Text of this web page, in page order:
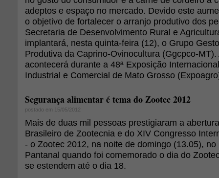
adeptos e espaço no mercado. Devido este
o objetivo de fortalecer o arranjo produtivo dos
Secretaria de Desenvolvimento Rural e
implantará, nesta quinta-feira (12), o Grupo
Produtiva da Caprino-Ovinocultura (Ggcpco-MT).
acontecerá durante a 48ª Exposição
Industrial e Comercial de Mato Grosso
Segurança alimentar é tema do Zootec 2012
postado em 15/05/2012
Mais de duas mil pessoas prestigiaram a
Brasileiro de Zootecnia e do XIV Congresso
- o Zootec 2012, na noite de domingo (13.05),
Pantanal quando foi comemorado o dia do
se estendem até o dia 18.